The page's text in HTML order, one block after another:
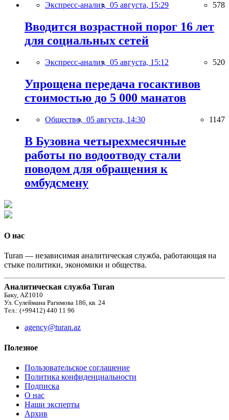
Экспресс-анализ, 05 августа, 15:29 578
Вводится возрастной порог 16 лет
для социальных сетей
Экспресс-анализ, 05 августа, 15:12 520
Упрощена передача госактивов
стоимостью до 5 000 манатов
Общество, 05 августа, 14:30 1147
В Бузовна четырехмесячные
работы по водоотводу стали
поводом для обращения к
омбудсмену
О нас
Turan — независимая аналитическая служба, работающая на
стыке политики, экономики и общества.
Аналитическая служба Turan
Баку, AZ1010
Ул. Сулеймана Рагимова 186, кв. 24
Тел.: (+99412) 440 11 96
agency@turan.az
Полезное
Пользовательское соглашение
Политика конфиденциальности
Подписка
О нас
Наши эксперты
Архив